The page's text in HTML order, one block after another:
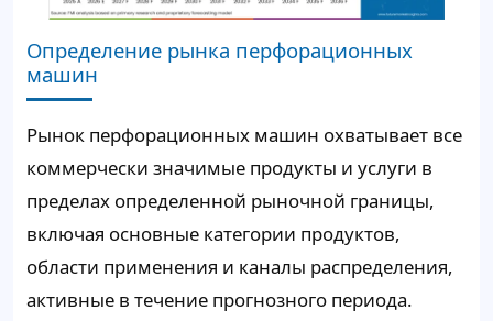
Определение рынка перфорационных
машин
Рынок перфорационных машин охватывает все
коммерчески значимые продукты и услуги в
пределах определенной рыночной границы,
включая основные категории продуктов,
области применения и каналы распределения,
активные в течение прогнозного периода.